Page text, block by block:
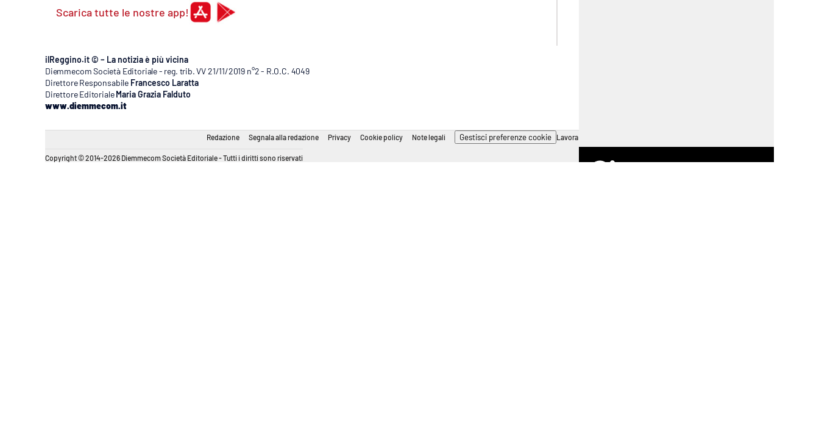
Scarica tutte le nostre app!
ilReggino.it © – La notizia è più vicina
Diemmecom Società Editoriale - reg. trib. VV 21/11/2019 n°2 - R.O.C. 4049
Direttore Responsabile Francesco Laratta
Direttore Editoriale Maria Grazia Falduto
www.diemmecom.it
Redazione Segnala alla redazione Privacy Cookie policy Note legali Gestisci preferenze cookie Lavora con noi
Copyright © 2014-2026 Diemmecom Società Editoriale - Tutti i diritti sono riservati